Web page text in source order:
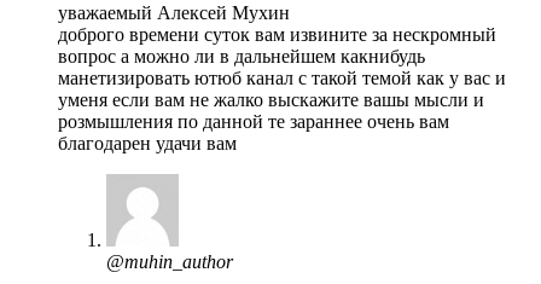
уважаемый Алексей Мухин
доброго времени суток вам извините за нескромный
вопрос а можно ли в дальнейшем какнибудь
манетизировать ютюб канал с такой темой как у вас и
уменя если вам не жалко выскажите вашы мысли и
розмышления по данной те зараннее очень вам
благодарен удачи вам
@muhin_author